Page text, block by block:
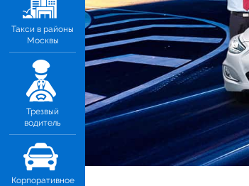
Такси в районы
Москвы
Трезвый
водитель
Корпоративное